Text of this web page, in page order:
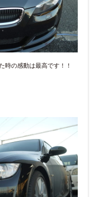
時の感動は最高です！！